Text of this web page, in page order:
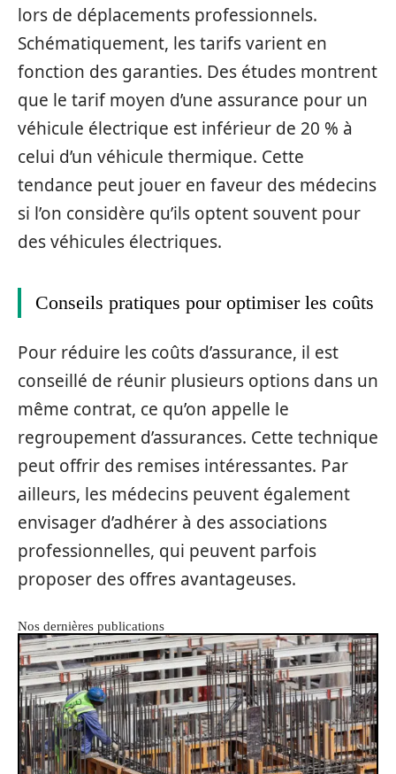
lors de déplacements professionnels.
Schématiquement, les tarifs varient en
fonction des garanties. Des études montrent
que le tarif moyen d’une assurance pour un
véhicule électrique est inférieur de 20 % à
celui d’un véhicule thermique. Cette
tendance peut jouer en faveur des médecins
si l’on considère qu’ils optent souvent pour
des véhicules électriques.
Conseils pratiques pour optimiser les coûts
Pour réduire les coûts d’assurance, il est
conseillé de réunir plusieurs options dans un
même contrat, ce qu’on appelle le
regroupement d’assurances. Cette technique
peut offrir des remises intéressantes. Par
ailleurs, les médecins peuvent également
envisager d’adhérer à des associations
professionnelles, qui peuvent parfois
proposer des offres avantageuses.
Nos dernières publications